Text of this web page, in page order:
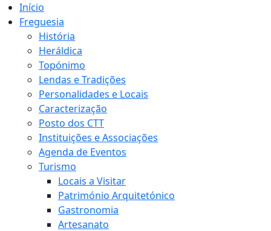
Início
Freguesia
História
Heráldica
Topónimo
Lendas e Tradições
Personalidades e Locais
Caracterização
Posto dos CTT
Instituições e Associações
Agenda de Eventos
Turismo
Locais a Visitar
Património Arquitetónico
Gastronomia
Artesanato